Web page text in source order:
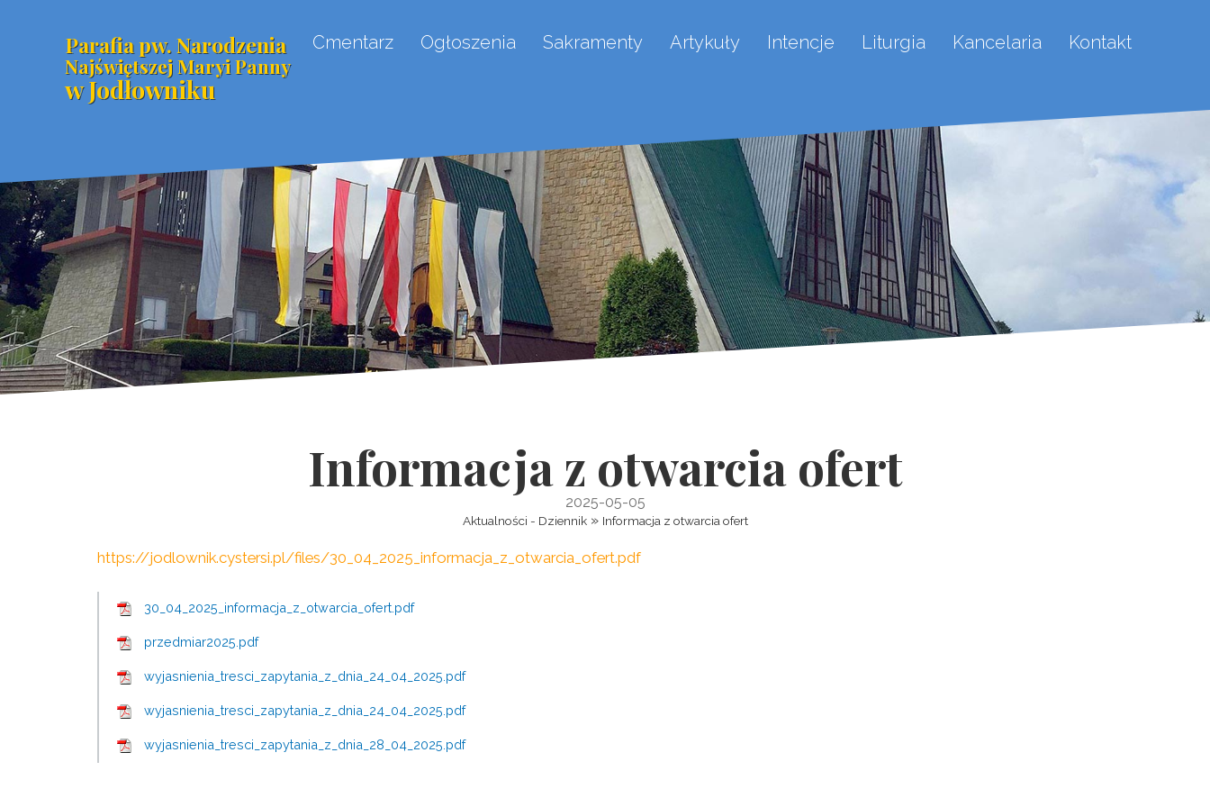
Parafia pw. Narodzenia
Najświętszej Maryi Panny
w Jodłowniku
Cmentarz Ogłoszenia Sakramenty Artykuły Intencje Liturgia Kancelaria Kontakt
Informacja z otwarcia ofert
Aktualności - Dziennik» Informacja z otwarcia ofert
2025-05-05
https://jodlownik.cystersi.pl/files/30_04_2025_informacja_z_otwarcia_ofert.pdf
30_04_2025_informacja_z_otwarcia_ofert.pdf
przedmiar2025.pdf
wyjasnienia_tresci_zapytania_z_dnia_24_04_2025.pdf
wyjasnienia_tresci_zapytania_z_dnia_24_04_2025.pdf
wyjasnienia_tresci_zapytania_z_dnia_28_04_2025.pdf